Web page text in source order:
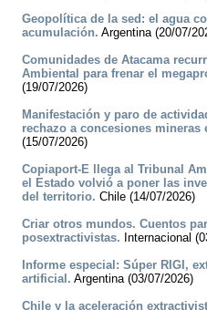
Geopolítica de la sed: el agua
acumulación. Argentina (20/07/
Comunidades de Atacama
Ambiental para frenar el
(19/07/2026)
Manifestación y paro de
rechazo a concesiones mineras
(15/07/2026)
Copiaport-E llega al Tribunal
el Estado volvió a poner las
del territorio. Chile (14/07/2026)
Criar otros mundos. Cuentos
posextractivistas. Internacional
Informe especial: Súper RIGI,
artificial. Argentina (03/07/2026)
Chile y la aceleración